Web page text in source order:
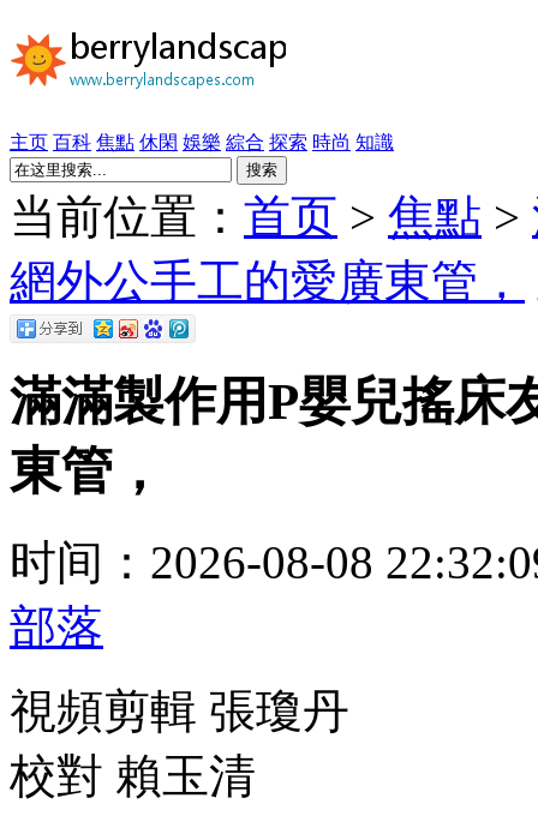
主页 百科 焦點 休閑 娛樂 綜合 探索 時尚 知識
搜索
当前位置： 首页 > 焦點 >
網外公手工的愛廣東管，
滿滿製作用P嬰兒搖床
東管，
时间：2026-08-08
部落
視頻剪輯 張瓊丹
校對 賴玉清